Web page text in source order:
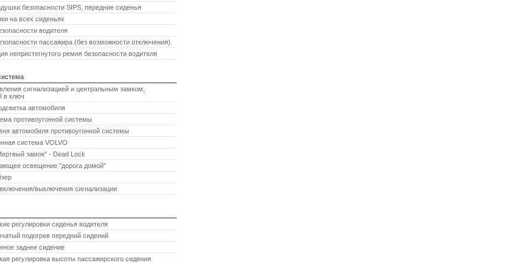
безопасности SIPS, передние сиденья
на всех сиденьях
водителя
пассажира (без возможности отключения)
непристегнутого ремня безопасности водителя
сигнализацией и центральным замком,
в ключ
автомобиля
противоугонной системы
автомобиля противоугонной системы
система VOLVO
замок" - Dead Lock
освещение "дорога домой"
выключения сигнализации
регулировки сиденья водителя
подогрев передний сидений
заднее сидение
регулировка высоты пассажирского сидения